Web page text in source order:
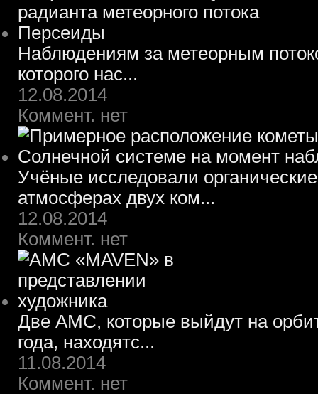
Наблюдениям за метеорным
которого нас...
12.08.2014
Коммент. нет
Учёные исследовали
атмосферах двух ком...
12.08.2014
Коммент. нет
Две АМС, которые выйдут на
года, находятс...
11.08.2014
Коммент. нет